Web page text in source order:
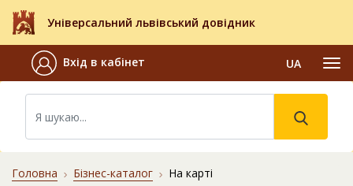
Універсальний львівський довідник
Вхід в кабінет UA
Головна Бізнес-каталог На карті